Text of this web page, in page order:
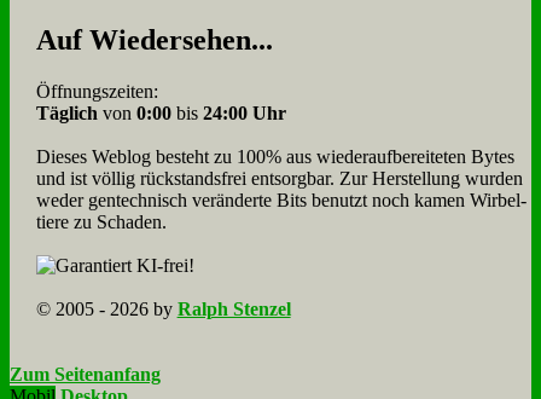
Auf Wie­der­se­hen...
Öffnungszeiten:
Täglich von 0:00bis 24:00 Uhr
Dieses Weblog besteht zu 100% aus wie­der­auf­bereite­ten Bytes
und ist völlig rück­stands­frei ent­sorg­bar. Zur Herstellung wurden
weder gen­tech­nisch veränderte Bits benutzt noch kamen Wir­bel­
tiere zu Scha­den.
© 2005 - 2026 by Ralph Stenzel
Zum Seitenanfang